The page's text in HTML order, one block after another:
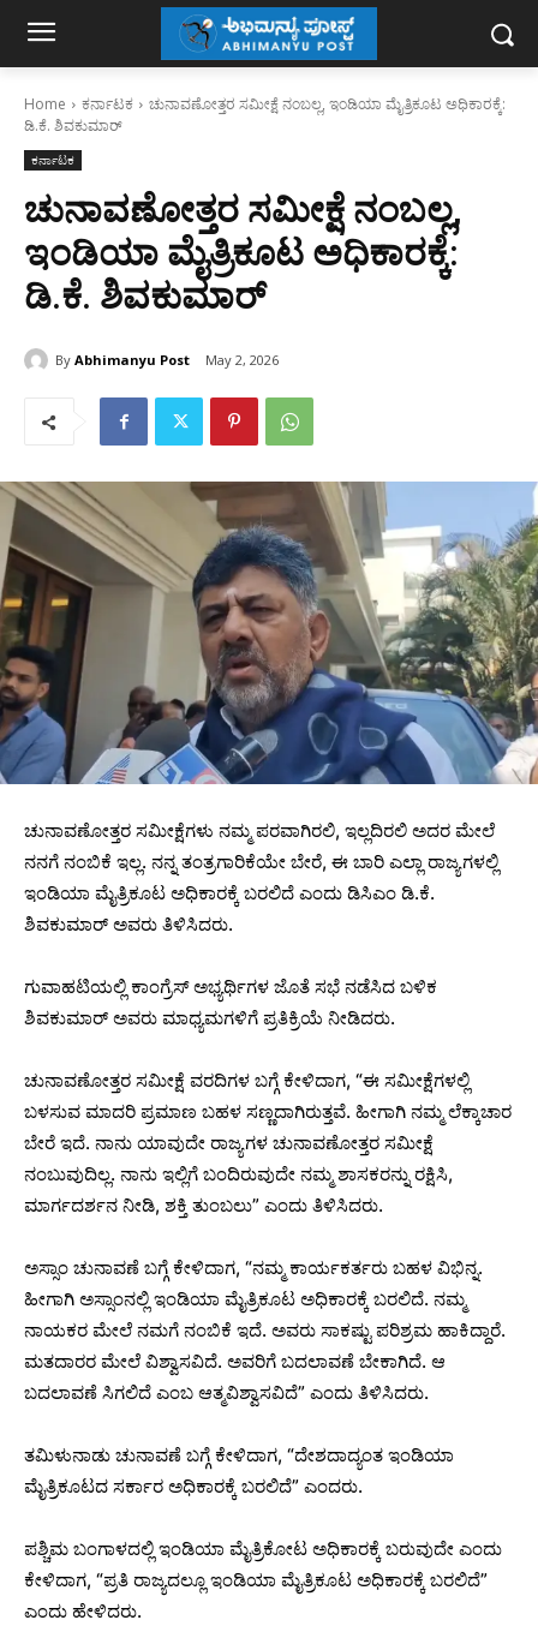
Home ಕರ್ನಾಟಕ
ಚುನಾವಣೋತ್ತರ ಸಮೀಕ್ಷೆ ನಂಬಲ್ಲ, ಇಂಡಿಯಾ ಮೈತ್ರಿಕೂಟ ಅಧಿಕಾರಕ್ಕೆ:
ಡಿ.ಕೆ. ಶಿವಕುಮಾರ್
ಕರ್ನಾಟಕ
ಚುನಾವಣೋತ್ತರ ಸಮೀಕ್ಷೆ ನಂಬಲ್ಲ,
ಇಂಡಿಯಾ ಮೈತ್ರಿಕೂಟ ಅಧಿಕಾರಕ್ಕೆ:
ಡಿ.ಕೆ. ಶಿವಕುಮಾರ್
By Abhimanyu Post May 2, 2026
ಚುನಾವಣೋತ್ತರ ಸಮೀಕ್ಷೆಗಳು ನಮ್ಮ ಪರವಾಗಿರಲಿ, ಇಲ್ಲದಿರಲಿ ಅದರ ಮೇಲೆ
ನನಗೆ ನಂಬಿಕೆ ಇಲ್ಲ. ನನ್ನ ತಂತ್ರಗಾರಿಕೆಯೇ ಬೇರೆ, ಈ ಬಾರಿ ಎಲ್ಲಾ ರಾಜ್ಯಗಳಲ್ಲಿ
ಇಂಡಿಯಾ ಮೈತ್ರಿಕೂಟ ಅಧಿಕಾರಕ್ಕೆ ಬರಲಿದೆ ಎಂದು ಡಿಸಿಎಂ ಡಿ.ಕೆ.
ಶಿವಕುಮಾರ್ ಅವರು ತಿಳಿಸಿದರು.
ಗುವಾಹಟಿಯಲ್ಲಿ ಕಾಂಗ್ರೆಸ್ ಅಭ್ಯರ್ಥಿಗಳ ಜೊತೆ ಸಭೆ ನಡೆಸಿದ ಬಳಿಕ
ಶಿವಕುಮಾರ್ ಅವರು ಮಾಧ್ಯಮಗಳಿಗೆ ಪ್ರತಿಕ್ರಿಯೆ ನೀಡಿದರು.
ಚುನಾವಣೋತ್ತರ ಸಮೀಕ್ಷೆ ವರದಿಗಳ ಬಗ್ಗೆ ಕೇಳಿದಾಗ, “ಈ ಸಮೀಕ್ಷೆಗಳಲ್ಲಿ
ಬಳಸುವ ಮಾದರಿ ಪ್ರಮಾಣ ಬಹಳ ಸಣ್ಣದಾಗಿರುತ್ತವೆ. ಹೀಗಾಗಿ ನಮ್ಮ ಲೆಕ್ಕಾಚಾರ
ಬೇರೆ ಇದೆ. ನಾನು ಯಾವುದೇ ರಾಜ್ಯಗಳ ಚುನಾವಣೋತ್ತರ ಸಮೀಕ್ಷೆ
ನಂಬುವುದಿಲ್ಲ. ನಾನು ಇಲ್ಲಿಗೆ ಬಂದಿರುವುದೇ ನಮ್ಮ ಶಾಸಕರನ್ನು ರಕ್ಷಿಸಿ,
ಮಾರ್ಗದರ್ಶನ ನೀಡಿ, ಶಕ್ತಿ ತುಂಬಲು” ಎಂದು ತಿಳಿಸಿದರು.
ಅಸ್ಸಾಂ ಚುನಾವಣೆ ಬಗ್ಗೆ ಕೇಳಿದಾಗ, “ನಮ್ಮ ಕಾರ್ಯಕರ್ತರು ಬಹಳ ವಿಭಿನ್ನ.
ಹೀಗಾಗಿ ಅಸ್ಸಾಂನಲ್ಲಿ ಇಂಡಿಯಾ ಮೈತ್ರಿಕೂಟ ಅಧಿಕಾರಕ್ಕೆ ಬರಲಿದೆ. ನಮ್ಮ
ನಾಯಕರ ಮೇಲೆ ನಮಗೆ ನಂಬಿಕೆ ಇದೆ. ಅವರು ಸಾಕಷ್ಟು ಪರಿಶ್ರಮ ಹಾಕಿದ್ದಾರೆ.
ಮತದಾರರ ಮೇಲೆ ವಿಶ್ವಾಸವಿದೆ. ಅವರಿಗೆ ಬದಲಾವಣೆ ಬೇಕಾಗಿದೆ. ಆ
ಬದಲಾವಣೆ ಸಿಗಲಿದೆ ಎಂಬ ಆತ್ಮವಿಶ್ವಾಸವಿದೆ” ಎಂದು ತಿಳಿಸಿದರು.
ತಮಿಳುನಾಡು ಚುನಾವಣೆ ಬಗ್ಗೆ ಕೇಳಿದಾಗ, “ದೇಶದಾದ್ಯಂತ ಇಂಡಿಯಾ
ಮೈತ್ರಿಕೂಟದ ಸರ್ಕಾರ ಅಧಿಕಾರಕ್ಕೆ ಬರಲಿದೆ” ಎಂದರು.
ಪಶ್ಚಿಮ ಬಂಗಾಳದಲ್ಲಿ ಇಂಡಿಯಾ ಮೈತ್ರಿಕೋಟ ಅಧಿಕಾರಕ್ಕೆ ಬರುವುದೇ ಎಂದು
ಕೇಳಿದಾಗ, “ಪ್ರತಿ ರಾಜ್ಯದಲ್ಲೂ ಇಂಡಿಯಾ ಮೈತ್ರಿಕೂಟ ಅಧಿಕಾರಕ್ಕೆ ಬರಲಿದೆ”
ಎಂದು ಹೇಳಿದರು.